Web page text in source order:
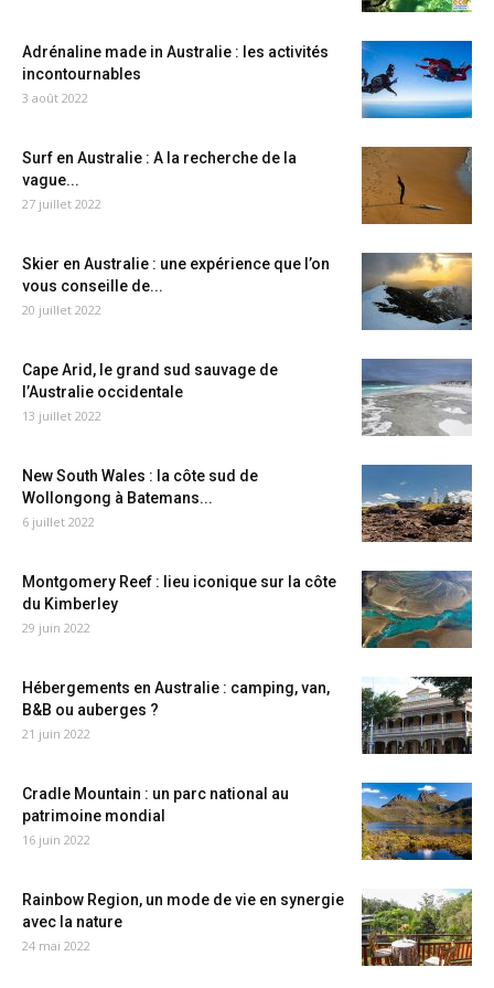
Adrénaline made in Australie : les activités
incontournables
3 août 2022
Surf en Australie : A la recherche de la
vague...
27 juillet 2022
Skier en Australie : une expérience que l’on
vous conseille de...
20 juillet 2022
Cape Arid, le grand sud sauvage de
l’Australie occidentale
13 juillet 2022
New South Wales : la côte sud de
Wollongong à Batemans...
6 juillet 2022
Montgomery Reef : lieu iconique sur la côte
du Kimberley
29 juin 2022
Hébergements en Australie : camping, van,
B&B ou auberges ?
21 juin 2022
Cradle Mountain : un parc national au
patrimoine mondial
16 juin 2022
Rainbow Region, un mode de vie en synergie
avec la nature
24 mai 2022